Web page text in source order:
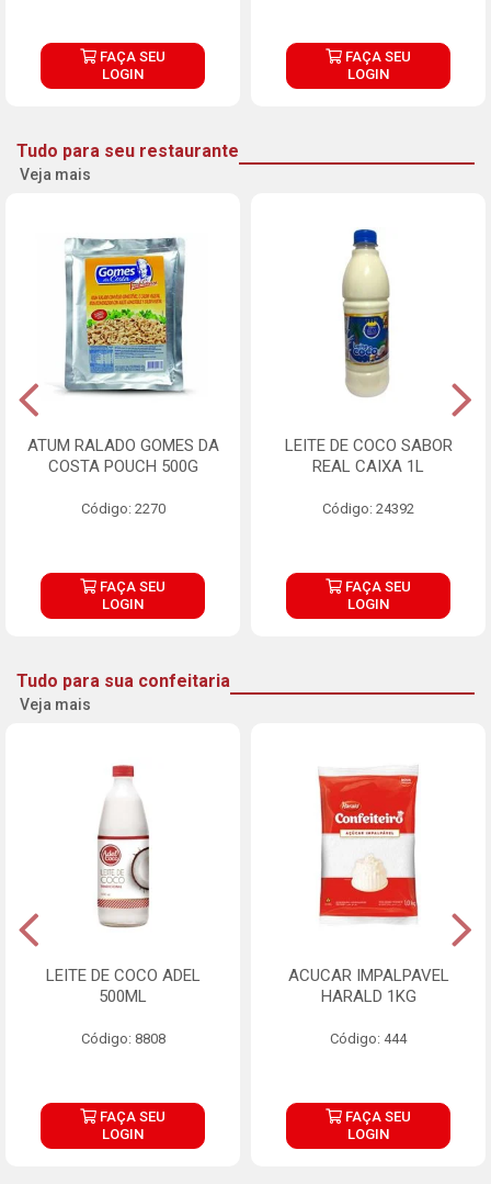
FAÇA SEU
LOGIN
FAÇA SEU
LOGIN
Tudo para seu restaurante
Veja mais
ATUM RALADO GOMES DA
COSTA POUCH 500G
Código: 2270
FAÇA SEU
LOGIN
LEITE DE COCO SABOR
REAL CAIXA 1L
Código: 24392
FAÇA SEU
LOGIN
Tudo para sua confeitaria
Veja mais
LEITE DE COCO ADEL
500ML
Código: 8808
FAÇA SEU
LOGIN
ACUCAR IMPALPAVEL
HARALD 1KG
Código: 444
FAÇA SEU
LOGIN